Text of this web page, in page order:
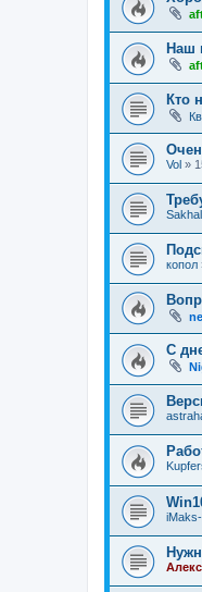
Наш
Кто
Vol »
копол
С